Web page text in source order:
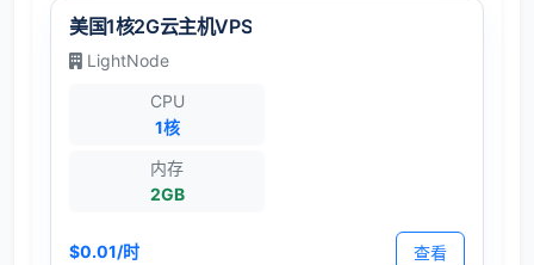
美国1核2G云主机VPS
LightNode
CPU
1核
内存
2GB
$0.01/时 查看